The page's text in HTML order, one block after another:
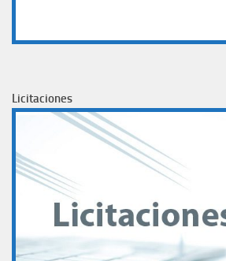
Licitaciones